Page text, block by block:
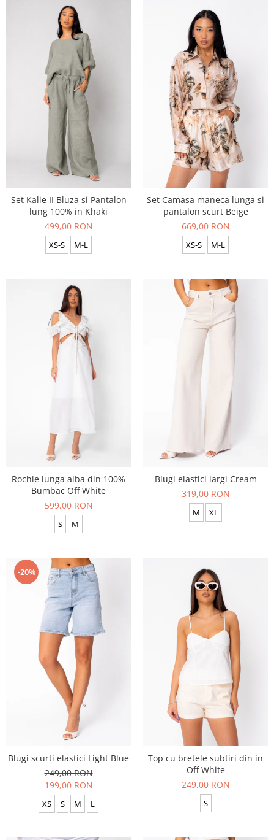
Set Kalie II Bluza si Pantalon
lung 100% in Khaki
499,00 RON
XS-S M-L
Set Camasa maneca lunga si
pantalon scurt Beige
669,00 RON
XS-S M-L
Rochie lunga alba din 100%
Bumbac Off White
599,00 RON
S M
Blugi elastici largi Cream
319,00 RON
M XL
-20%
Blugi scurti elastici Light Blue
249,00 RON
199,00 RON
XS S M L
Top cu bretele subtiri din in
Off White
249,00 RON
S